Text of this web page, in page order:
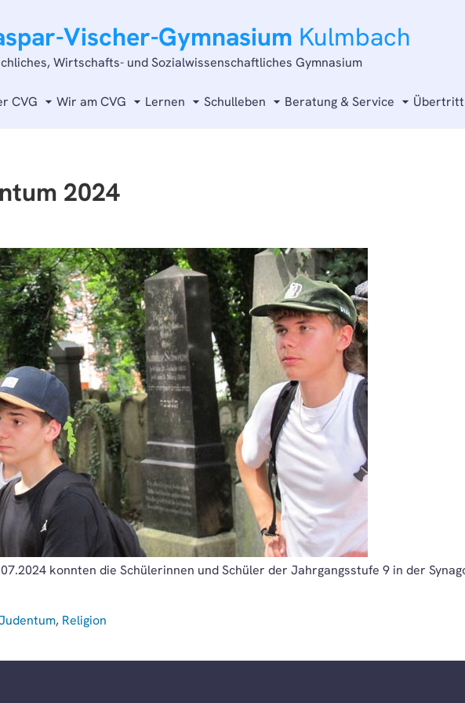
Vischer-Gymnasium Kulmbach
Wirtschafts- und Sozialwissenschaftliches Gymnasium
CVG Wir am CVG Lernen Schulleben Beratung & Service Übertritt
2024
konnten die Schülerinnen und Schüler der Jahrgangsstufe 9 in der
, Religion